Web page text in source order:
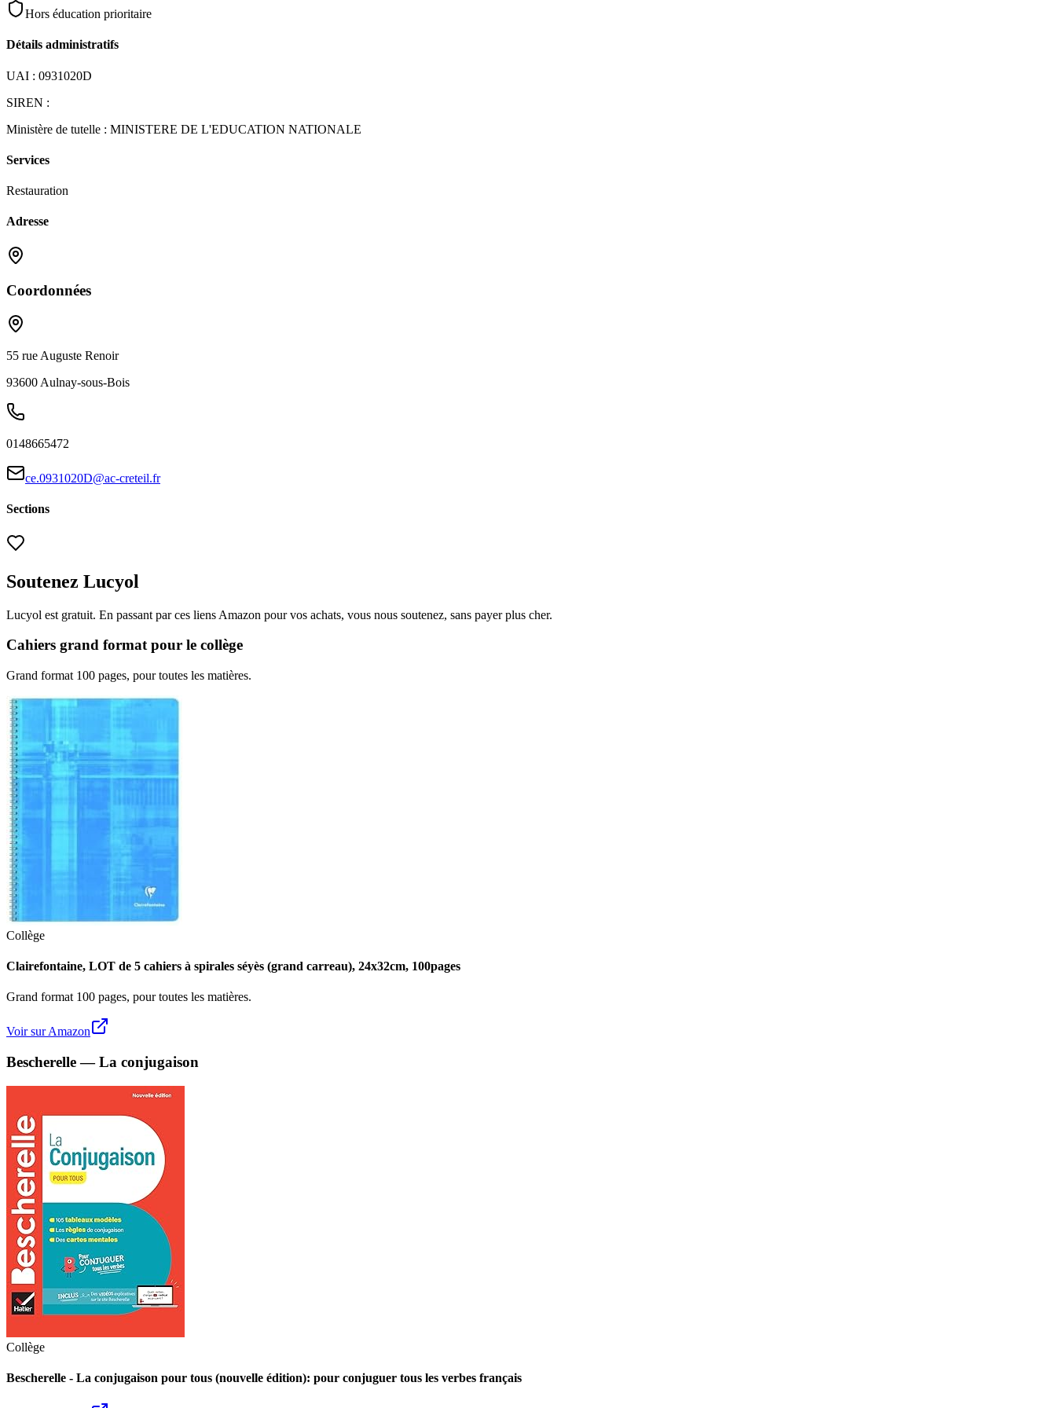
Hors éducation prioritaire
Détails administratifs
UAI : 0931020D
SIREN :
Ministère de tutelle : MINISTERE DE L'EDUCATION NATIONALE
Services
Restauration
Adresse
Coordonnées
55 rue Auguste Renoir
93600 Aulnay-sous-Bois
0148665472
ce.0931020D@ac-creteil.fr
Sections
Soutenez Lucyol
Lucyol est gratuit. En passant par ces liens Amazon pour vos achats, vous nous soutenez, sans payer plus cher.
Cahiers grand format pour le collège
Grand format 100 pages, pour toutes les matières.
Collège
Clairefontaine, LOT de 5 cahiers à spirales séyès (grand carreau), 24x32cm, 100pages
Grand format 100 pages, pour toutes les matières.
Voir sur Amazon
Bescherelle — La conjugaison
Collège
Bescherelle - La conjugaison pour tous (nouvelle édition): pour conjuguer tous les verbes français